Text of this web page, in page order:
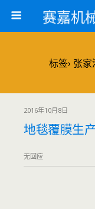
标签› 张
2016年10月8日
地毯覆膜生
无回应